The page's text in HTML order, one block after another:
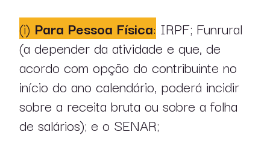
(i) Para Pessoa Física: IRPF; Funrural
(a depender da atividade e que, de
acordo com opção do contribuinte no
início do ano calendário, poderá incidir
sobre a receita bruta ou sobre a folha
de salários); e o SENAR;